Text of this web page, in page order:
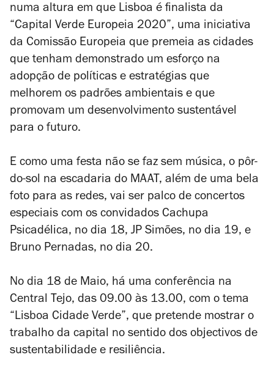
numa altura em que Lisboa é finalista da
“Capital Verde Europeia 2020”, uma iniciativa
da Comissão Europeia que premeia as cidades
que tenham demonstrado um esforço na
adopção de políticas e estratégias que
melhorem os padrões ambientais e que
promovam um desenvolvimento sustentável
para o futuro.
E como uma festa não se faz sem música, o pôr-
do-sol na escadaria do MAAT, além de uma bela
foto para as redes, vai ser palco de concertos
especiais com os convidados Cachupa
Psicadélica, no dia 18, JP Simões, no dia 19, e
Bruno Pernadas, no dia 20.
No dia 18 de Maio, há uma conferência na
Central Tejo, das 09.00 às 13.00, com o tema
“Lisboa Cidade Verde”, que pretende mostrar o
trabalho da capital no sentido dos objectivos de
sustentabilidade e resiliência.